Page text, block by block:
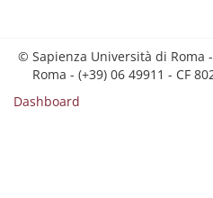
© Sapienza Università di Roma
Roma - (+39) 06 49911 - CF
Dashboard